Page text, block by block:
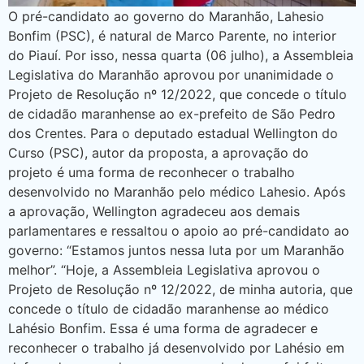
O pré-candidato ao governo do Maranhão, Lahesio
Bonfim (PSC), é natural de Marco Parente, no interior
do Piauí. Por isso, nessa quarta (06 julho), a Assembleia
Legislativa do Maranhão aprovou por unanimidade o
Projeto de Resolução nº 12/2022, que concede o título
de cidadão maranhense ao ex-prefeito de São Pedro
dos Crentes. Para o deputado estadual Wellington do
Curso (PSC), autor da proposta, a aprovação do
projeto é uma forma de reconhecer o trabalho
desenvolvido no Maranhão pelo médico Lahesio. Após
a aprovação, Wellington agradeceu aos demais
parlamentares e ressaltou o apoio ao pré-candidato ao
governo: “Estamos juntos nessa luta por um Maranhão
melhor”. “Hoje, a Assembleia Legislativa aprovou o
Projeto de Resolução nº 12/2022, de minha autoria, que
concede o título de cidadão maranhense ao médico
Lahésio Bonfim. Essa é uma forma de agradecer e
reconhecer o trabalho já desenvolvido por Lahésio em